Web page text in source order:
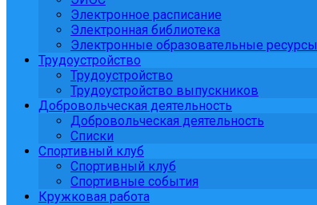
Электронное расписание
Электронная библиотека
Электронные образовательные ресурсы
Трудоустройство
Трудоустройство
Трудоустройство выпускников
Добровольческая деятельность
Добровольческая деятельность
Списки
Спортивный клуб
Спортивный клуб
Спортивные события
Кружковая работа